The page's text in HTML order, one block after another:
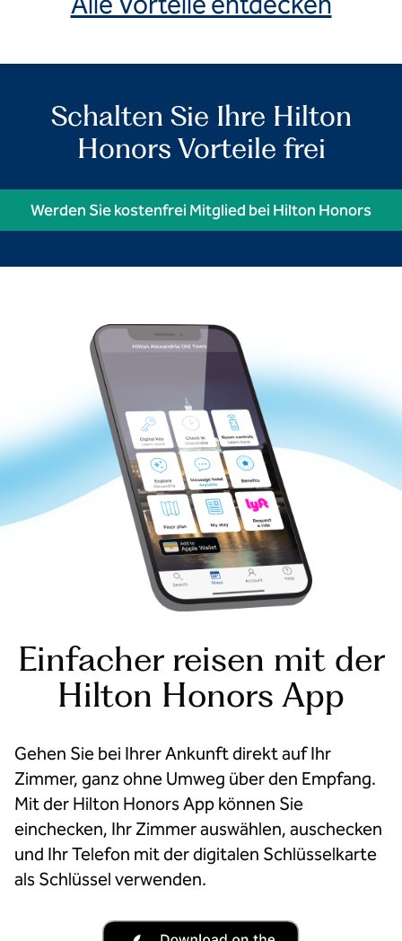
Schalten Sie Ihre Hilton
Honors Vorteile frei
Werden Sie kostenfrei Mitglied bei Hilton Honors
Einfacher reisen mit der
Hilton Honors App
Gehen Sie bei Ihrer Ankunft direkt auf Ihr
Zimmer, ganz ohne Umweg über den Empfang.
Mit der Hilton Honors App können Sie
einchecken, Ihr Zimmer auswählen, auschecken
und Ihr Telefon mit der digitalen Schlüsselkarte
als Schlüssel verwenden.